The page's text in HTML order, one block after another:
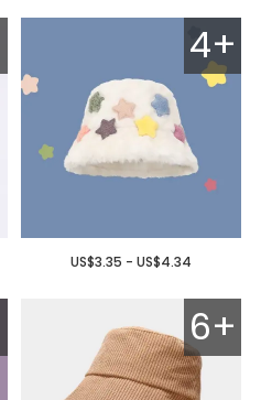
4+
US$3.35 - US$4.34
6+